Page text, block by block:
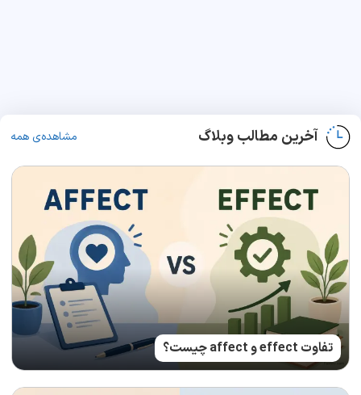
آخرین مطالب وبلاگ مشاهده‌ی همه
تفاوت effect و affect چیست؟